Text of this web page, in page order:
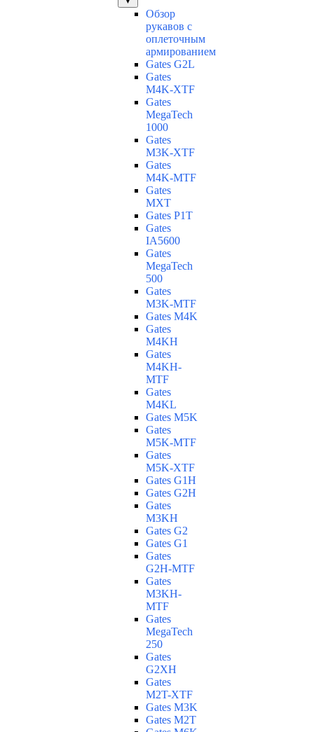
Обзор
рукавов с
оплеточным
армированием
Gates G2L
Gates
M4K-XTF
Gates
MegaTech
1000
Gates
M3K-XTF
Gates
M4K-MTF
Gates
MXT
Gates P1T
Gates
IA5600
Gates
MegaTech
500
Gates
M3K-MTF
Gates M4K
Gates
M4KH
Gates
M4KH-
MTF
Gates
M4KL
Gates M5K
Gates
M5K-MTF
Gates
M5K-XTF
Gates G1H
Gates G2H
Gates
M3KH
Gates G2
Gates G1
Gates
G2H-MTF
Gates
M3KH-
MTF
Gates
MegaTech
250
Gates
G2XH
Gates
M2T-XTF
Gates M3K
Gates M2T